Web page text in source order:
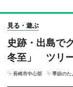
見る・遊ぶ
史跡・出島で
冬至」 ツリ
長崎市中心部 季節のた